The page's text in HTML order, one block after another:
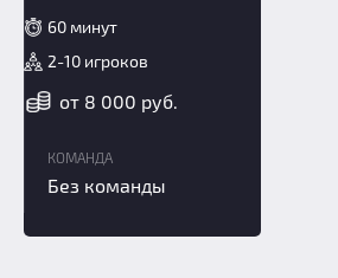
60 минут
2-10 игроков
от 8 000 руб.
КОМАНДА
Без команды